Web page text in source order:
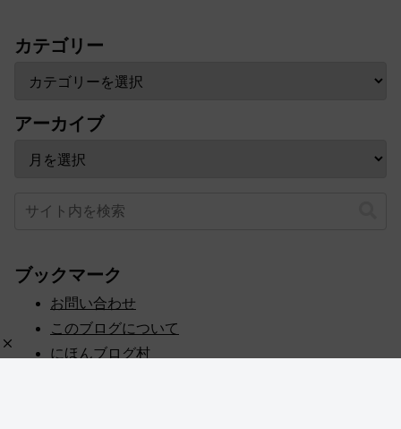
カテゴリー
アーカイブ
ブックマーク
お問い合わせ
このブログについて
にほんブログ村